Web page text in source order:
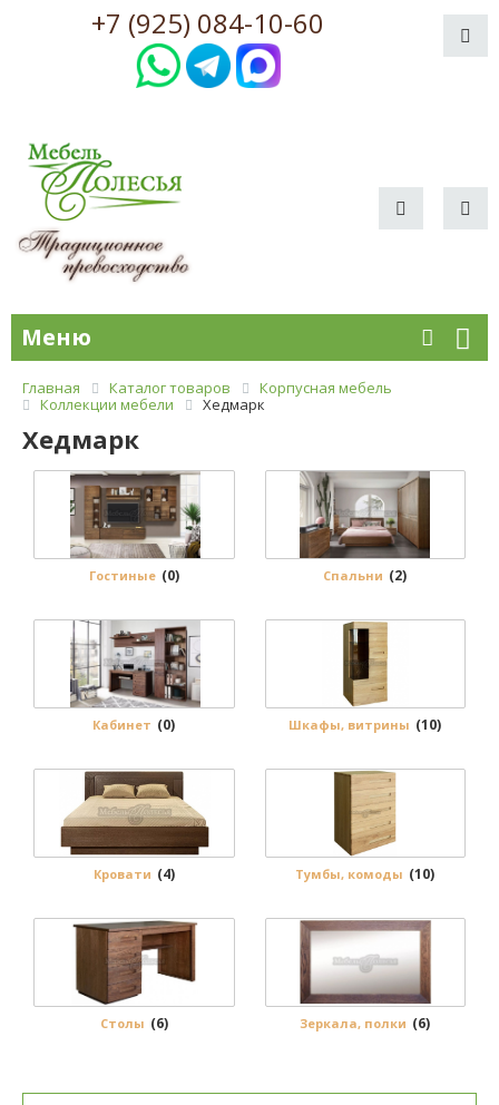
+7 (925) 084-10-60
Меню
Главная Каталог товаров
Корпусная мебель
Коллекции мебели
Хедмарк
Хедмарк
Гостиные (0) Спальни (2)
Кабинет (0) Шкафы, витрины (10)
Кровати (4) Тумбы, комоды (10)
Столы (6) Зеркала, полки (6)